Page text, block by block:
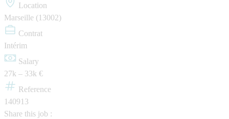
Location
Marseille (13002)
Contrat
Intérim
Salary
27k – 33k €
Reference
140913
Share this job :